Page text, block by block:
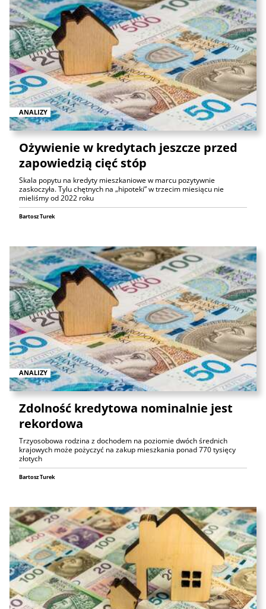
ANALIZY
Ożywienie w kredytach jeszcze przed
zapowiedzią cięć stóp
Skala popytu na kredyty mieszkaniowe w marcu pozytywnie
zaskoczyła. Tylu chętnych na „hipoteki” w trzecim miesiącu nie
mieliśmy od 2022 roku
Bartosz Turek
ANALIZY
Zdolność kredytowa nominalnie jest
rekordowa
Trzyosobowa rodzina z dochodem na poziomie dwóch średnich
krajowych może pożyczyć na zakup mieszkania ponad 770 tysięcy
złotych
Bartosz Turek